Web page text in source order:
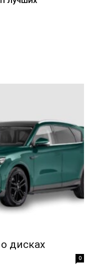
дисках
0